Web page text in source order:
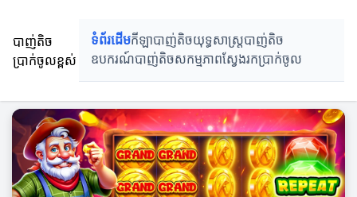
បាញ់តិច
ប្រាក់ចូលខ្ពស់
ទំព័រដើមកីឡាបាញ់តិចយុទ្ធសាស្ត្របាញ់តិច
ឧបករណ៍បាញ់តិចសកម្មភាពស្វែងរកប្រាក់ចូល